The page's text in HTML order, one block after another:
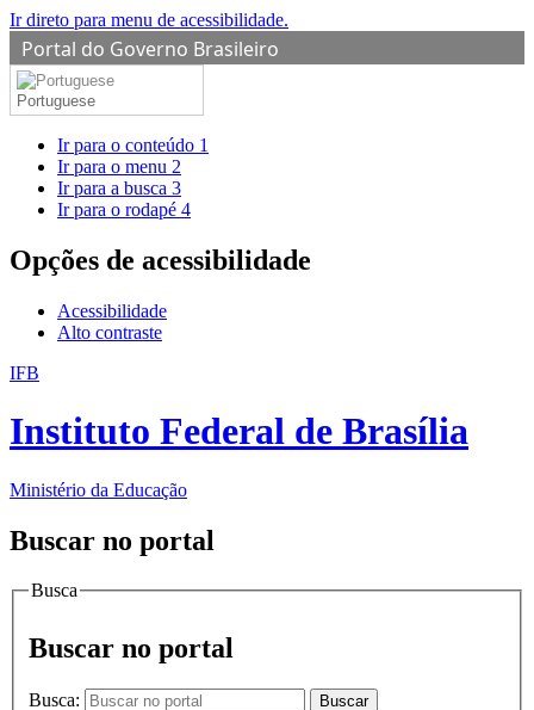
Ir direto para menu de acessibilidade.
Portal do Governo Brasileiro
Portuguese
Ir para o conteúdo 1
Ir para o menu 2
Ir para a busca 3
Ir para o rodapé 4
Opções de acessibilidade
Acessibilidade
Alto contraste
IFB
Instituto Federal de Brasília
Ministério da Educação
Buscar no portal
Busca
Buscar no portal
Busca: Buscar